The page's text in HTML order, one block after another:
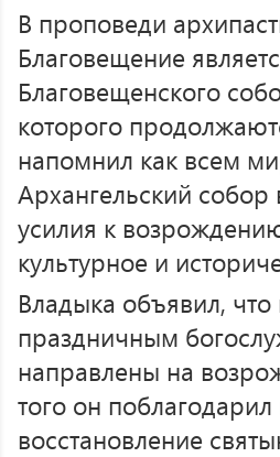
В проповеди
Благовещение
Благовещенского
которого
напомнил как всем
Архангельский
усилия к
культурное и
Владыка объявил, что
праздничным
направлены на
того он
восстановление